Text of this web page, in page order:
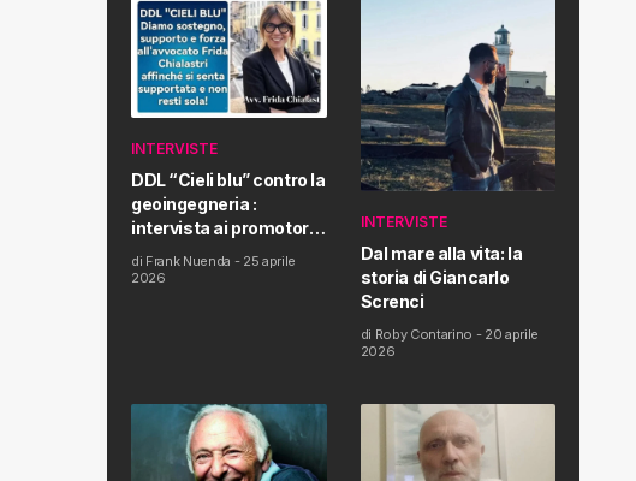
INTERVISTE
DDL “Cieli blu” contro la
geoingegneria :
intervista ai promotori
della tematica e della
Proposta di Legge
di Frank Nuenda - 25 aprile
2026
INTERVISTE
Dal mare alla vita: la
storia di Giancarlo
Screnci
di Roby Contarino - 20 aprile
2026